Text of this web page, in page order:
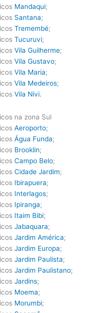
Mandaqui;
Santana;
Tremembé;
Tucuruvi;
Vila Guilherme;
Vila Gustavo;
Vila Maria;
Vila Medeiros;
Vila Nivi.
na zona Sul
Aeroporto;
Água Funda;
Brooklin;
Campo Belo;
Cidade Jardim;
Ibirapuera;
Interlagos;
Ipiranga;
Itaim Bibi;
Jabaquara;
Jardim América;
Jardim Europa;
Jardim Paulista;
Jardim Paulistano;
Jardins;
Moema;
Morumbi;